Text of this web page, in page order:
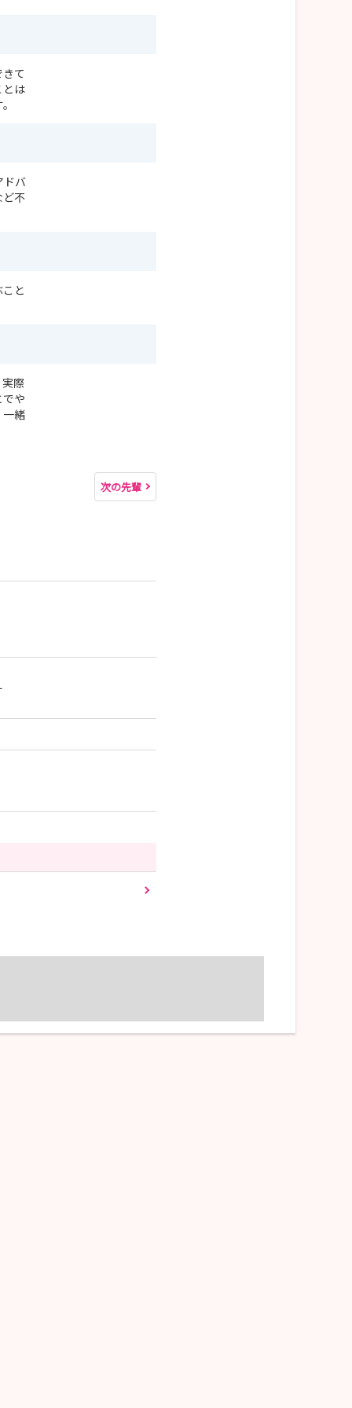
て
とは
ドバ
ど不
と
際
や
一緒
次の先輩